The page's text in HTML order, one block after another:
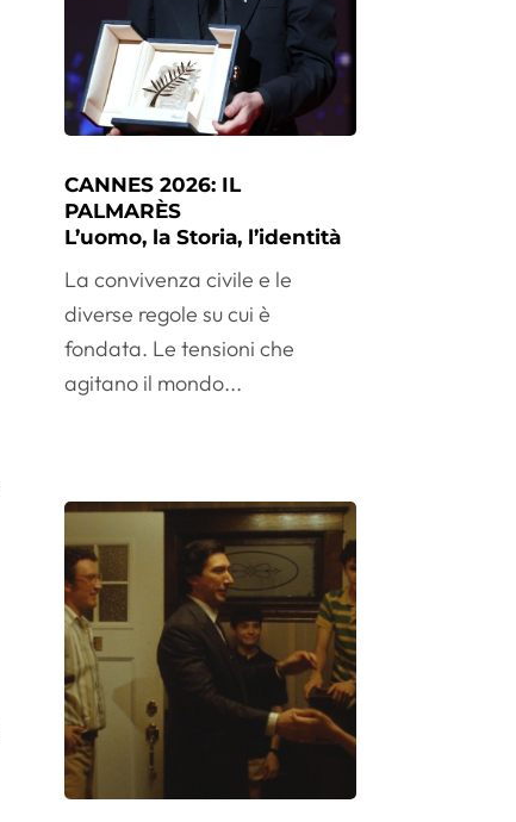
CANNES 2026: IL
PALMARÈS
L’uomo, la Storia, l’identità
La convivenza civile e le
diverse regole su cui è
fondata. Le tensioni che
agitano il mondo...